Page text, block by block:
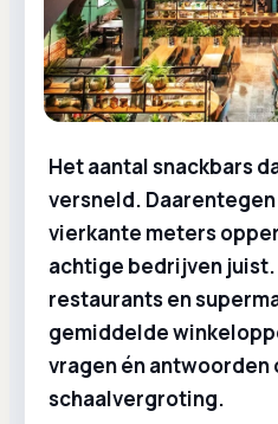
Het aantal snackbars
versneld.
vierkante meters
achtige bedrijven juist.
restaurants en
gemiddelde
vragen én antwoorden
schaalvergroting.